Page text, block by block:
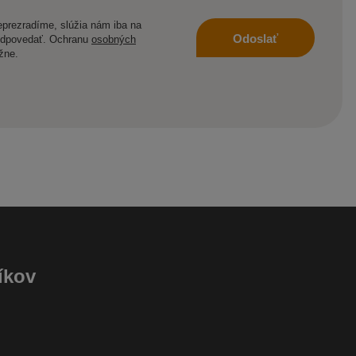
slúžia nám iba na
Ochranu osobných
Odoslať